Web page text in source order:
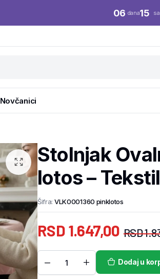
06 dana15
Novčanici
Stolnjak
lotos –
Šifra: VLK0001360 pinklotos
RSD
RSD1.647,00
Dodaj u